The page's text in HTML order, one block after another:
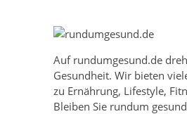
Auf rundumgesund.de
Gesundheit. Wir bieten
zu Ernährung, Lifestyle,
Bleiben Sie rundum